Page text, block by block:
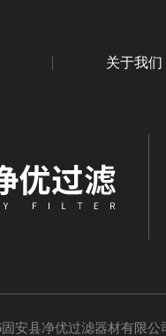
关于我们
固安县净优过滤器材有限